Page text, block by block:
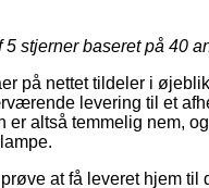
5 stjerner baseret på 40
på nettet tildeler i
levering til et
er altså temmelig nem,
at få leveret hjem